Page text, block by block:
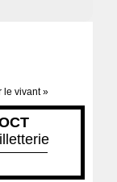
le vivant »